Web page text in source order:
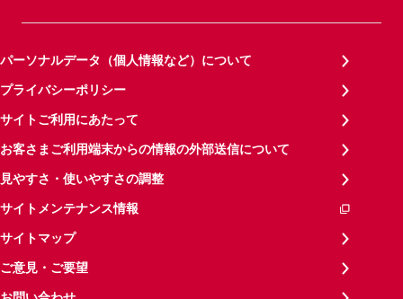
パーソナルデータ（個人情報など）について
プライバシーポリシー
サイトご利用にあたって
お客さまご利用端末からの情報の外部送信について
見やすさ・使いやすさの調整
サイトメンテナンス情報
サイトマップ
ご意見・ご要望